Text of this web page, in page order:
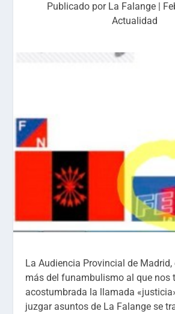
Publicado por La Falange |
Actualidad
La Audiencia Provincial de Madrid,
más del funambulismo al que nos
acostumbrada la llamada
juzgar asuntos de La Falange se